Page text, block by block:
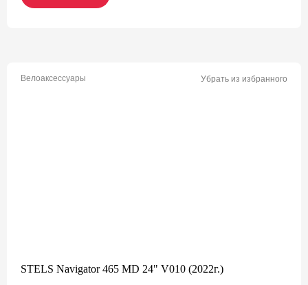
Велоаксессуары Убрать из избранного
STELS Navigator 465 MD 24" V010 (2022г.)